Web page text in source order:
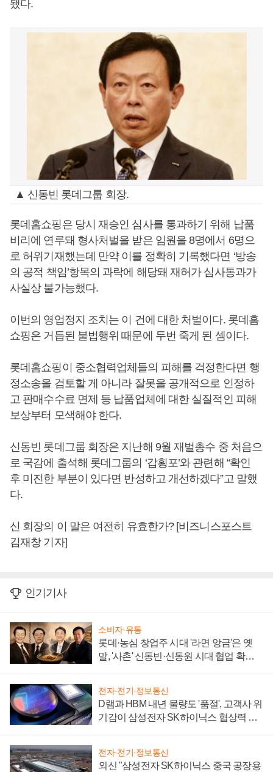
됐다.
▲ 신동빈 롯데그룹 회장.
롯데홈쇼핑은 당시 재승인 심사를 통과하기 위해 납품
비리에 연루돼 형사처벌을 받은 임원을 8명에서 6명으
로 허위기재했는데 만약 이를 정확히 기록했다면 ‘방송
의 공적 책임’항목의 과락에 해당돼 재허가 심사통과가
사실상 불가능했다.
이번의 영업정지 조치는 이 건에 대한 처벌이다. 롯데홈
쇼핑은 거듭된 불법행위 때문에 두번 죽게 된 셈이다.
롯데홈쇼핑이 중소협력업체들의 피해를 걱정한다면 행
정소송을 검토할 게 아니라 잘못을 공개적으로 인정하
고 판매수수료 면제 등 납품업체에 대한 실질적인 피해
보상부터 모색해야 한다.
신동빈 롯데그룹 회장은 지난해 9월 재벌총수 중 처음으
로 국감에 출석해 롯데그룹의 ‘갑횡포’와 관련해 “확인
후 미진한 부분이 있다면 반성하고 개선하겠다”고 말했
다.
신 회장의 이 말은 여전히 유효한가? [비즈니스포스트
김재창 기자]
인기기사
소비자·유통
롯데·농심 창업주 시대 '라면 앙금'은 옛
말, '사촌' 신동빈·신동원 시대 협업 확대
전자·전기·정보통신
D램과 HBM 내년 물량도 '품절', 고객사 위
기감이 삼성전자 SK하이닉스 협상력 더
전자·전기·정보통신
외신 "삼성전자 SK하이닉스 중국 공장용